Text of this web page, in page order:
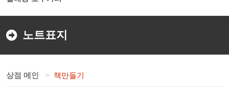
버
버
노트표지
상점 메인 책만들기